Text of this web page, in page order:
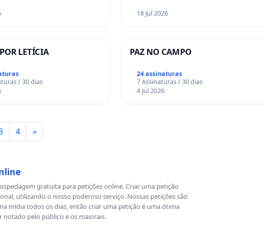
18 Jul 2026
LETÍCIA
/ 30 dias
PAZ NO CAMPO
24 assinaturas
7 Assinaturas / 30 dias
4 Jul 2026
4 »
gratuita para petições online. Criar uma petição
utilizando o nosso poderoso serviço. Nossas petições são
mídia todos os dias, então criar uma petição é uma ótima
notado pelo público e os maiorais.